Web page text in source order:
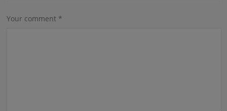
Your comment *